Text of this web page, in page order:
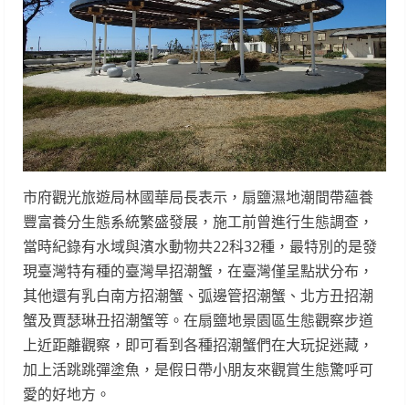
市府觀光旅遊局林國華局長表示，扇鹽濕地潮間帶蘊養
豐富養分生態系統繁盛發展，施工前曾進行生態調查，
當時紀錄有水域與濱水動物共22科32種，最特別的是發
現臺灣特有種的臺灣旱招潮蟹，在臺灣僅呈點狀分布，
其他還有乳白南方招潮蟹、弧邊管招潮蟹、北方丑招潮
蟹及賈瑟琳丑招潮蟹等。在扇鹽地景園區生態觀察步道
上近距離觀察，即可看到各種招潮蟹們在大玩捉迷藏，
加上活跳跳彈塗魚，是假日帶小朋友來觀賞生態驚呼可
愛的好地方。